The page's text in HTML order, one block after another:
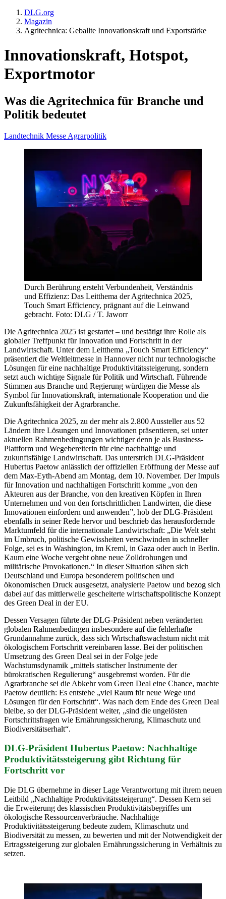
DLG.org
Magazin
Agritechnica: Geballte Innovationskraft und Exportstärke
Innovationskraft, Hotspot,
Exportmotor
Was die Agritechnica für Branche und
Politik bedeutet
Landtechnik Messe Agrarpolitik
Durch Berührung ersteht Verbundenheit, Verständnis
und Effizienz: Das Leitthema der Agritechnica 2025,
Touch Smart Efficiency, prägnant auf die Leinwand
gebracht. Foto: DLG / T. Jaworr
Die Agritechnica 2025 ist gestartet – und bestätigt ihre Rolle als
globaler Treffpunkt für Innovation und Fortschritt in der
Landwirtschaft. Unter dem Leitthema „Touch Smart Efficiency“
präsentiert die Weltleitmesse in Hannover nicht nur technologische
Lösungen für eine nachhaltige Produktivitätssteigerung, sondern
setzt auch wichtige Signale für Politik und Wirtschaft. Führende
Stimmen aus Branche und Regierung würdigen die Messe als
Symbol für Innovationskraft, internationale Kooperation und die
Zukunftsfähigkeit der Agrarbranche.
Die Agritechnica 2025, zu der mehr als 2.800 Aussteller aus 52
Ländern ihre Lösungen und Innovationen präsentieren, sei unter
aktuellen Rahmenbedingungen wichtiger denn je als Business-
Plattform und Wegebereiterin für eine nachhaltige und
zukunftsfähige Landwirtschaft. Das unterstrich DLG-Präsident
Hubertus Paetow anlässlich der offiziellen Eröffnung der Messe auf
dem Max-Eyth-Abend am Montag, dem 10. November. Der Impuls
für Innovation und nachhaltigen Fortschritt komme „von den
Akteuren aus der Branche, von den kreativen Köpfen in Ihren
Unternehmen und von den fortschrittlichen Landwirten, die diese
Innovationen einfordern und anwenden”, hob der DLG-Präsident
ebenfalls in seiner Rede hervor und beschrieb das herausfordernde
Marktumfeld für die internationale Landwirtschaft: „Die Welt steht
im Umbruch, politische Gewissheiten verschwinden in schneller
Folge, sei es in Washington, im Kreml, in Gaza oder auch in Berlin.
Kaum eine Woche vergeht ohne neue Zolldrohungen und
militärische Provokationen.“ In dieser Situation sähen sich
Deutschland und Europa besonderem politischen und
ökonomischen Druck ausgesetzt, analysierte Paetow und bezog sich
dabei auf das mittlerweile gescheiterte wirtschaftspolitische Konzept
des Green Deal in der EU.
Dessen Versagen führte der DLG-Präsident neben veränderten
globalen Rahmenbedingen insbesondere auf die fehlerhafte
Grundannahme zurück, dass sich Wirtschaftswachstum nicht mit
ökologischem Fortschritt vereinbaren lasse. Bei der politischen
Umsetzung des Green Deal sei in der Folge jede
Wachstumsdynamik „mittels statischer Instrumente der
bürokratischen Regulierung“ ausgebremst worden. Für die
Agrarbranche sei die Abkehr vom Green Deal eine Chance, machte
Paetow deutlich: Es entstehe „viel Raum für neue Wege und
Lösungen für den Fortschritt“. Was nach dem Ende des Green Deal
bleibe, so der DLG-Präsident weiter, „sind die ungelösten
Fortschrittsfragen wie Ernährungssicherung, Klimaschutz und
Biodiversitätserhalt“.
DLG-Präsident Hubertus Paetow: Nachhaltige
Produktivitätssteigerung gibt Richtung für
Fortschritt vor
Die DLG übernehme in dieser Lage Verantwortung mit ihrem neuen
Leitbild „Nachhaltige Produktivitätssteigerung“. Dessen Kern sei
die Erweiterung des klassischen Produktivitätsbegriffes um
ökologische Ressourcenverbräuche. Nachhaltige
Produktivitätssteigerung bedeute zudem, Klimaschutz und
Biodiversität zu messen, zu bewerten und mit der Notwendigkeit der
Ertragssteigerung zur globalen Ernährungssicherung in Verhältnis zu
setzen.